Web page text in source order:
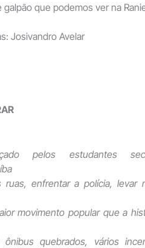
que podemos ver na
Josivandro Avelar
pelos estudantes
enfrentar a polícia, levar
movimento popular que a
quebrados, vários